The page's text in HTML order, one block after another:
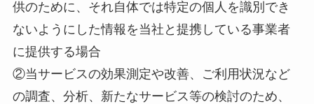
供のために、それ自体では特定の個人を識別でき
ないようにした情報を当社と提携している事業者
に提供する場合
②当サービスの効果測定や改善、ご利用状況など
の調査、分析、新たなサービス等の検討のため、